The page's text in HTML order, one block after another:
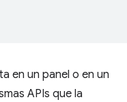
en un panel o en un
APIs que la